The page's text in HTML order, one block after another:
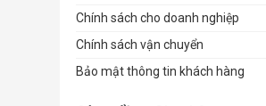
Chính sách cho doanh nghiệp
Chính sách vận chuyển
Bảo mật thông tin khách hàng